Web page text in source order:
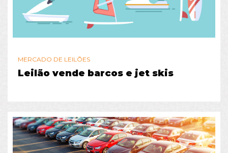
MERCADO DE LEILÕES
Leilão vende barcos e jet skis